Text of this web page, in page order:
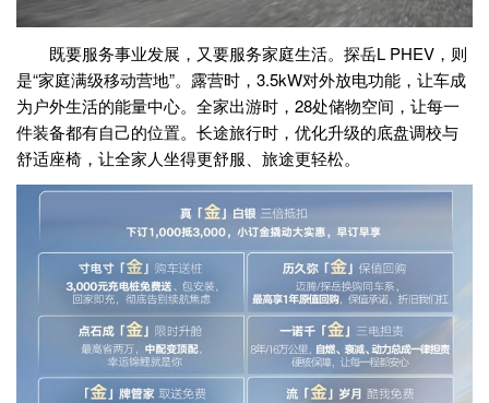
既要服务事业发展，又要服务家庭生活。探岳L PHEV，则
是“家庭满级移动营地”。露营时，3.5kW对外放电功能，让车成
为户外生活的能量中心。全家出游时，28处储物空间，让每一
件装备都有自己的位置。长途旅行时，优化升级的底盘调校与
舒适座椅，让全家人坐得更舒服、旅途更轻松。